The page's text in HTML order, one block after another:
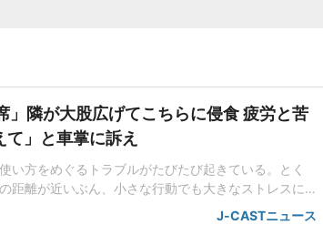
」隣が大股広げてこちらに侵食 疲労と苦
」と車掌に訴え
い方をめぐるトラブルがたびたび起きている。とく
距離が近いぶん、小さな行動でも大きなストレスに
住の中村彩名さん(仮名・30代)は、関西方面から東
出来事に直面した。不自然な姿勢で移動する羽目に
J-CASTニュース